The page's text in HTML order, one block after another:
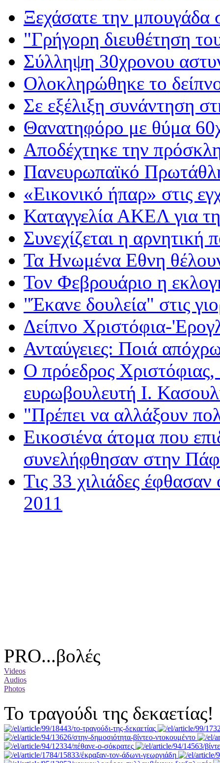
Ξεχάσατε την μπουγάδα
"Γρήγορη διευθέτηση
Σύλληψη 30χρονου
Ολοκληρώθηκε το
Σε εξέλιξη συνάντηση
Θανατηφόρο με θύμα
Αποδέχτηκε την
Πανευρωπαϊκό
«Εικονικό ήπαρ» στις
Καταγγελία ΑΚΕΛ για
Συνεχίζεται η
Τα Ηνωμένα Εθνη
Τον Φεβρουάριο η
"Έκανε δουλεία" στις
Δείπνο Χριστόφια-
Ανταύγειες: Ποιά
Ο πρόεδρος Χριστόφιας,
ευρωβουλευτή Ι.
"Πρέπει να αλλάξουν
Εικοσιένα άτομα που
συνελήφθησαν στην
Τις 33 χιλιάδες
2011
PRO...βολές
Videos
Audios
Photos
Το τραγούδι της δεκαετίας!